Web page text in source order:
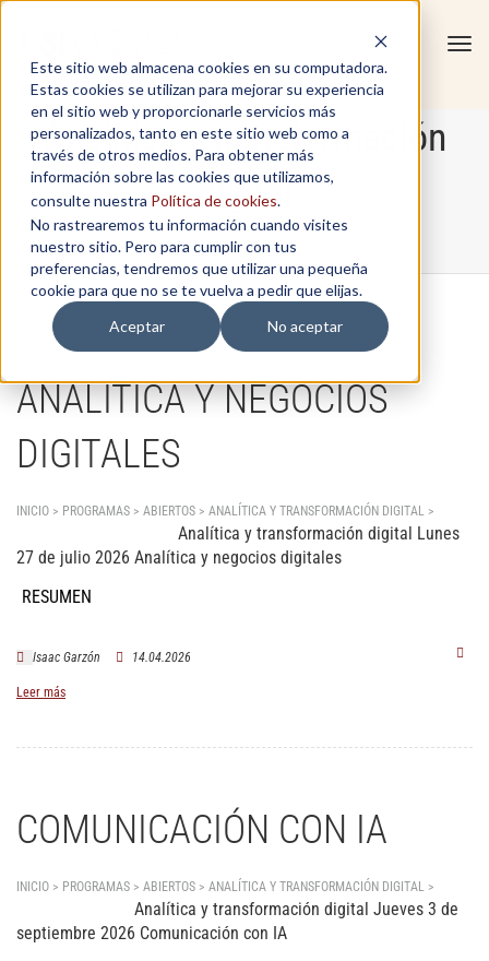
Este sitio web almacena cookies en su computadora.
Estas cookies se utilizan para mejorar su experiencia
en el sitio web y proporcionarle servicios más
personalizados, tanto en este sitio web como a
través de otros medios. Para obtener más
información sobre las cookies que utilizamos,
consulte nuestra Política de cookies.
No rastrearemos tu información cuando visites
nuestro sitio. Pero para cumplir con tus
preferencias, tendremos que utilizar una pequeña
cookie para que no se te vuelva a pedir que elijas.
Aceptar
No aceptar
Analítica y transformación
digital
Home / Analítica y transformación digital
ANALÍTICA Y NEGOCIOS
DIGITALES
INICIO > PROGRAMAS > ABIERTOS > ANALÍTICA Y TRANSFORMACIÓN DIGITAL >
Analítica y transformación digital Lunes
27 de julio 2026 Analítica y negocios digitales
RESUMEN
Isaac Garzón 14.04.2026
Leer más
COMUNICACIÓN CON IA
INICIO > PROGRAMAS > ABIERTOS > ANALÍTICA Y TRANSFORMACIÓN DIGITAL >
Analítica y transformación digital Jueves 3 de
septiembre 2026 Comunicación con IA